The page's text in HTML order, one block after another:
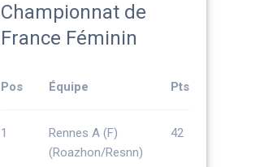
Championnat de
France Féminin
Pos Équipe Pts
1
Rennes A (F)
(Roazhon/Resnn)
42